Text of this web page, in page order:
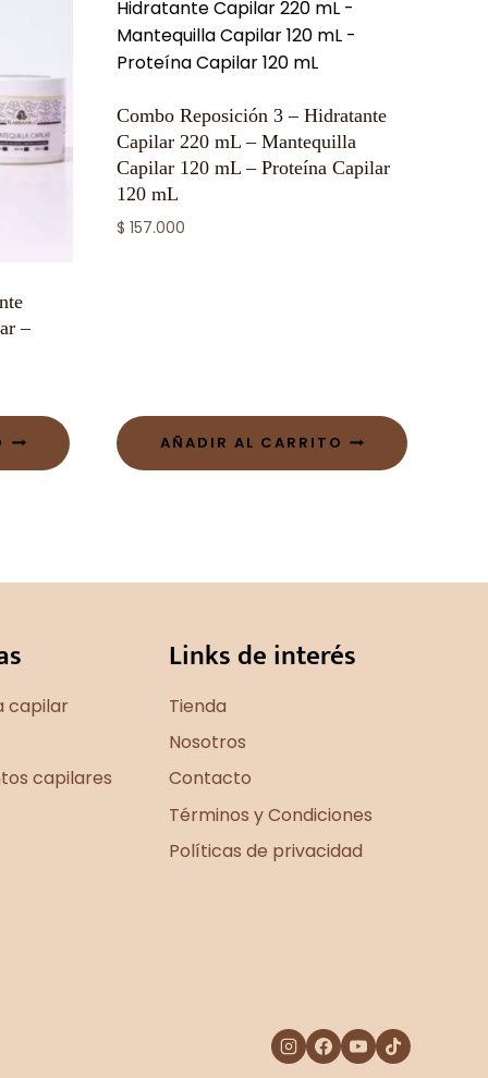
–
Combo Reposición 3 – Hidratante
Capilar 220 mL – Mantequilla
Capilar 120 mL – Proteína Capilar
120 mL
$ 157.000
AÑADIR AL CARRITO
capilar
capilares
Links de interés
Tienda
Nosotros
Contacto
Términos y Condiciones
Políticas de privacidad